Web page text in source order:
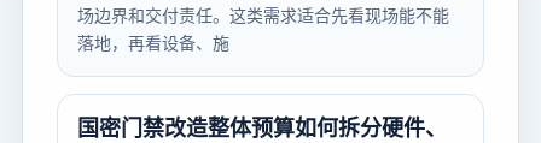
场边界和交付责任。这类需求适合先看现场能不能
落地，再看设备、施
国密门禁改造整体预算如何拆分硬件、